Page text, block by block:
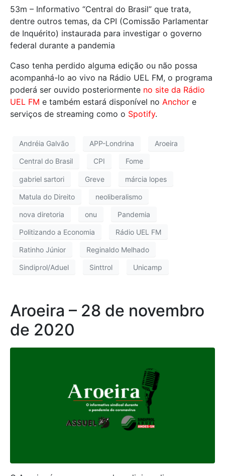
53m – Informativo “Central do Brasil” que trata,
dentre outros temas, da CPI (Comissão Parlamentar
de Inquérito) instaurada para investigar o governo
federal durante a pandemia
Caso tenha perdido alguma edição ou não possa
acompanhá-lo ao vivo na Rádio UEL FM, o programa
poderá ser ouvido posteriormente no site da Rádio
UEL FM e também estará disponível no Anchor e
serviços de streaming como o Spotify.
Andréia Galvão APP-Londrina Aroeira
Central do Brasil CPI Fome
gabriel sartori Greve márcia lopes
Matula do Direito neoliberalismo
nova diretoria onu Pandemia
Politizando a Economia Rádio UEL FM
Ratinho Júnior Reginaldo Melhado
Sindiprol/Aduel Sinttrol Unicamp
Aroeira – 28 de novembro
de 2020